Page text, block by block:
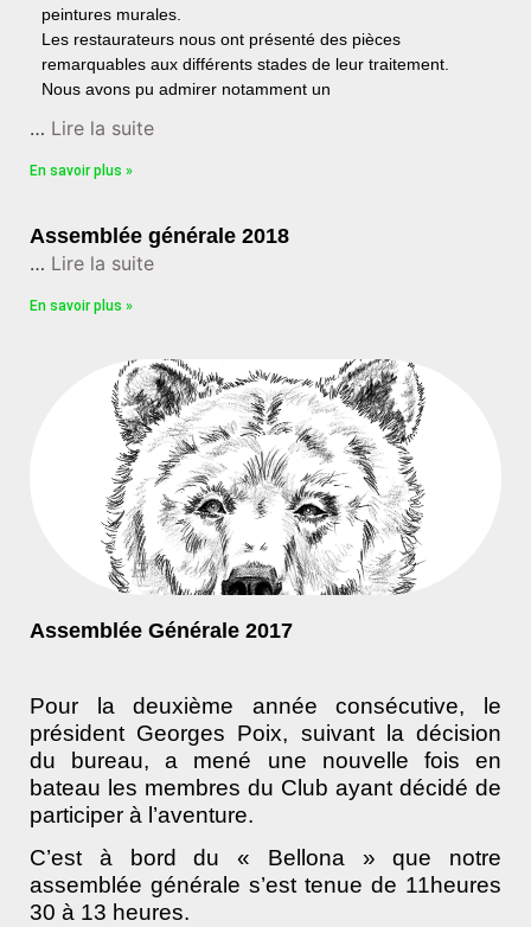
peintures murales.
Les restaurateurs nous ont présenté des pièces
remarquables aux différents stades de leur traitement.
Nous avons pu admirer notamment un
… Lire la suite
En savoir plus »
Assemblée générale 2018
… Lire la suite
En savoir plus »
Assemblée Générale 2017
Pour la deuxième année consécutive, le
président Georges Poix, suivant la décision
du bureau, a mené une nouvelle fois en
bateau les membres du Club ayant décidé de
participer à l’aventure.
C’est à bord du « Bellona » que notre
assemblée générale s’est tenue de 11heures
30 à 13 heures.